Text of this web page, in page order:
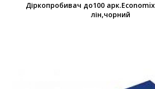
Діркопробивач до100
лін,чорний